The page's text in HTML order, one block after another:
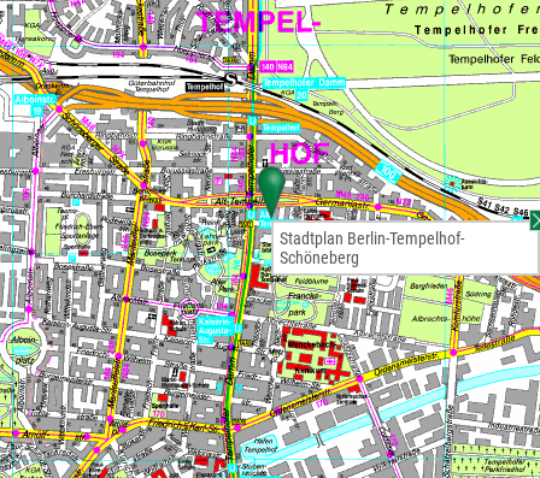
Stadtplan Berlin-Tempelhof-
Schöneberg